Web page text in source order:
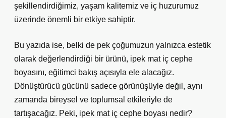
şekillendirdiğimiz, yaşam kalitemiz ve iç huzurumuz
üzerinde önemli bir etkiye sahiptir.
Bu yazıda ise, belki de pek çoğumuzun yalnızca estetik
olarak değerlendirdiği bir ürünü, ipek mat iç cephe
boyasını, eğitimci bakış açısıyla ele alacağız.
Dönüştürücü gücünü sadece görünüşüyle değil, aynı
zamanda bireysel ve toplumsal etkileriyle de
tartışacağız. Peki, ipek mat iç cephe boyası nedir?